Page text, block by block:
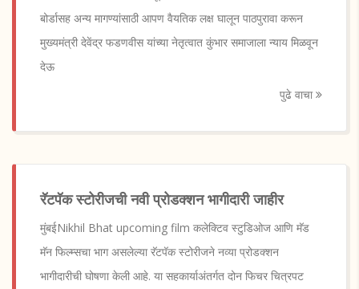
बोर्डासह अन्य मागण्यांसाठी आपण वैयतिक लक्ष घालून पाठपुरावा करून
मुख्यमंत्री देवेंद्र फडणवीस यांच्या नेतृत्वात कुंभार समाजाला न्याय मिळवून
देऊ
पुढे वाचा
रॅटपॅक स्टोरीजची नवी प्रोडक्शन भागीदारी जाहीर
मुंबईNikhil Bhat upcoming film कलेक्टिव स्टुडिओज आणि मॅड
मॅन फिल्म्सचा भाग असलेल्या रॅटपॅक स्टोरीजने नव्या प्रोडक्शन
भागीदारीची घोषणा केली आहे. या सहकार्याअंतर्गत दोन फिचर चित्रपट